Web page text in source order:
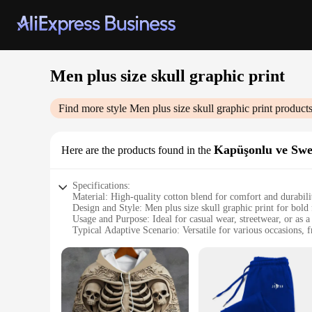
Men plus size skull graphic print
Find more style Men plus size skull graphic print
Here are the products found in the Kapüşonlu ve
Specifications:
Material: High-quality cotton blend for comfort and
Design and Style: Men plus size skull graphic print for bold
Usage and Purpose: Ideal for casual wear, streetwear, or as
Typical Adaptive Scenario: Versatile for various occasions,
Performance and Property: Soft touch, breathable fabric for
Features:
**Embrace Your Unique Style**
Step into the world of urban fashion with our Men Plus
edgy streetwear trend. The bold skull graphic print is a